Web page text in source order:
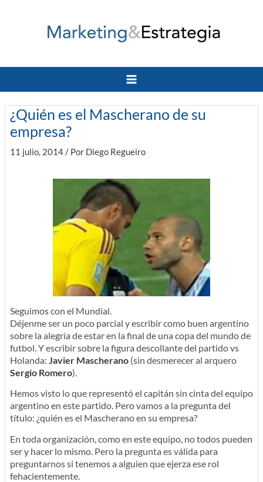
Main
Menu
¿Quién es el Mascherano de su
empresa?
11 julio, 2014/ Por Diego Regueiro
Seguimos con el Mundial.
Déjenme ser un poco parcial y escribir como buen argentino
sobre la alegría de estar en la final de una copa del mundo de
futbol. Y escribir sobre la figura descollante del partido vs
Holanda: Javier Mascherano(sin desmerecer al arquero
Sergio Romero).
Hemos visto lo que representó el capitán sin cinta del equipo
argentino en este partido. Pero vamos a la pregunta del
título: ¿quién es el Mascherano en su empresa?
En toda organización, como en este equipo, no todos pueden
ser y hacer lo mismo. Pero la pregunta es válida para
preguntarnos si tenemos a alguien que ejerza ese rol
fehacientemente.